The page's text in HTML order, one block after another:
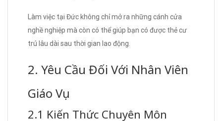
Làm việc tại Đức không chỉ mở ra những cánh cửa
nghề nghiệp mà còn có thể giúp bạn có được thẻ cư
trú lâu dài sau thời gian lao động.
2. Yêu Cầu Đối Với Nhân Viên
Giáo Vụ
2.1 Kiến Thức Chuyên Môn